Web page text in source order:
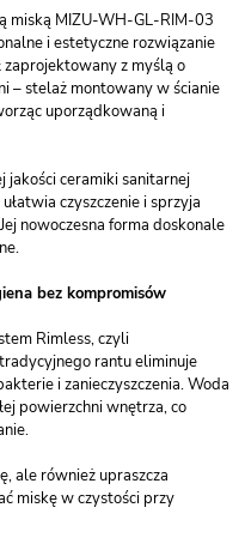
miską MIZU-WH-GL-RIM-03
i estetyczne rozwiązanie
zaprojektowany z myślą o
– stelaż montowany w ścianie
uporządkowaną i
jakości ceramiki sanitarnej
czyszczenie i sprzyja
nowoczesna forma doskonale
bez kompromisów
Rimless, czyli
rantu eliminuje
i zanieczyszczenia. Woda
powierzchni wnętrza, co
ale również upraszcza
miskę w czystości przy